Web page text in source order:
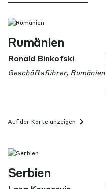
Rumänien
Ronald Binkofski
Geschäftsführer, Rumänien
Auf der Karte anzeigen
Serbien